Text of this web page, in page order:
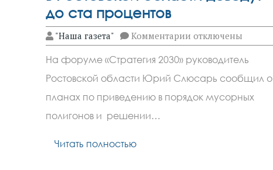
до ста процентов
"Наша газета" Комментариик
записи
2030
году
сортировку
мусора
в
отключены
На форуме «Стратегия 2030» руководитель
Ростовской области Юрий Слюсарь сообщил о
планах по приведению в порядок мусорных
полигонов и решении…
Читать полностью